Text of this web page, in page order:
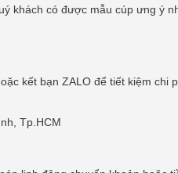
khách có được mẫu cúp ưng ý
kết bạn ZALO để tiết kiệm chi
Tp.HCM